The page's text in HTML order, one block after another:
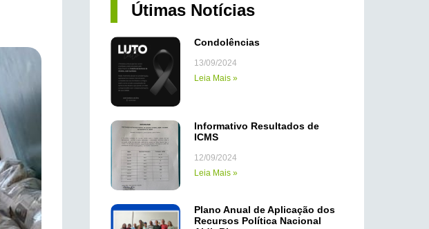
Útimas Notícias
Condolências
13/09/2024
Leia Mais »
Informativo Resultados de
ICMS
12/09/2024
Leia Mais »
Plano Anual de Aplicação dos
Recursos Política Nacional